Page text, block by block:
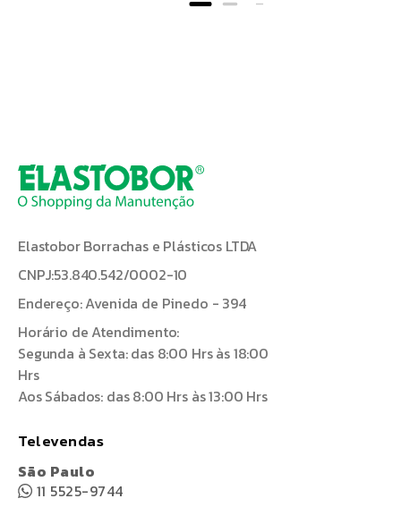
Elastobor Borrachas e Plásticos LTDA
CNPJ:53.840.542/0002-10
Endereço: Avenida de Pinedo - 394
Horário de Atendimento:
Segunda à Sexta: das 8:00 Hrs às 18:00
Hrs
Aos Sábados: das 8:00 Hrs às 13:00 Hrs
Televendas
São Paulo
11 5525-9744